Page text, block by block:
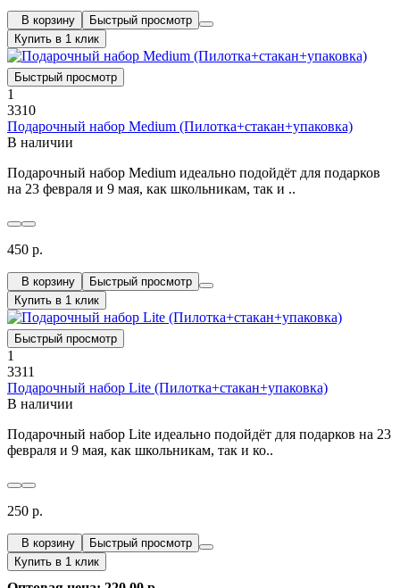
В корзину
Быстрый просмотр
Купить в 1 клик
Быстрый просмотр
1
3310
Подарочный набор Medium (Пилотка+стакан+упаковка)
В наличии
Подарочный набор Medium идеально подойдёт для подарков
на 23 февраля и 9 мая, как школьникам, так и ..
450 р.
В корзину
Быстрый просмотр
Купить в 1 клик
Быстрый просмотр
1
3311
Подарочный набор Lite (Пилотка+стакан+упаковка)
В наличии
Подарочный набор Lite идеально подойдёт для подарков на 23
февраля и 9 мая, как школьникам, так и ко..
250 р.
В корзину
Быстрый просмотр
Купить в 1 клик